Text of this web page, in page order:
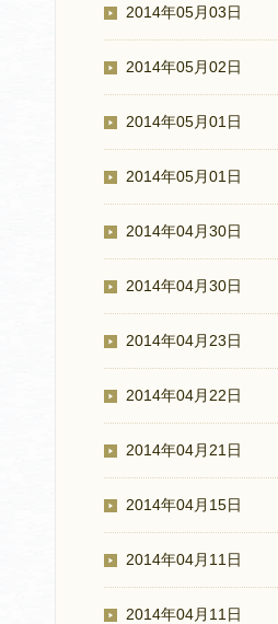
2014年05月03日
2014年05月02日
2014年05月01日
2014年05月01日
2014年04月30日
2014年04月30日
2014年04月23日
2014年04月22日
2014年04月21日
2014年04月15日
2014年04月11日
2014年04月11日